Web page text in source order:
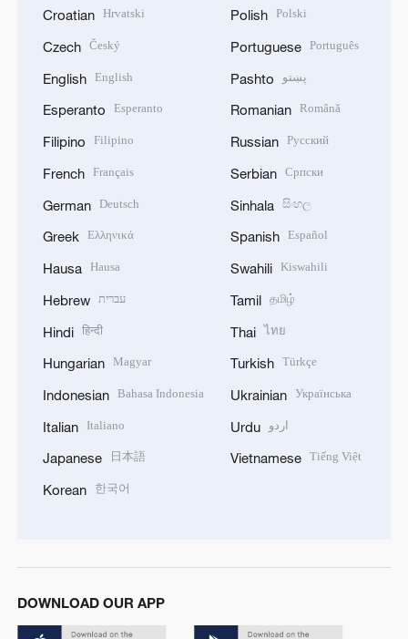
Croatian Hrvatski
Czech Český
English English
Esperanto Esperanto
Filipino Filipino
French Français
German Deutsch
Greek Ελληνικά
Hausa Hausa
Hebrew עברית
Hindi हिन्दी
Hungarian Magyar
Indonesian Bahasa Indonesia
Italian Italiano
Japanese 日本語
Korean 한국어
Polish Polski
Portuguese Português
Pashto پښتو
Romanian Română
Russian Русский
Serbian Српски
Sinhala සිංහල
Spanish Español
Swahili Kiswahili
Tamil தமிழ்
Thai ไทย
Turkish Türkçe
Ukrainian Українська
Urdu اردو
Vietnamese Tiếng Việt
DOWNLOAD OUR APP